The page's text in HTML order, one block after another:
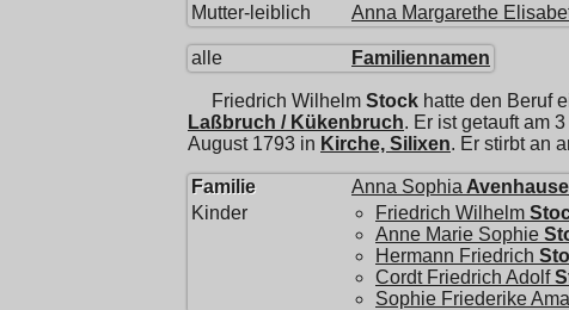
Mutter-leiblich
Anna Margarethe
alle Familiennamen
Friedrich Wilhelm Stock hatte den Beruf
Laßbruch / Kükenbruch. Er ist getauft am
August 1793 in Kirche, Silixen. Er stirbt an
Familie Anna Sophia
Kinder
Friedrich Wilhelm
Anne Marie Sophie
Hermann Friedrich
Cordt Friedrich Adolf
Sophie Friederike